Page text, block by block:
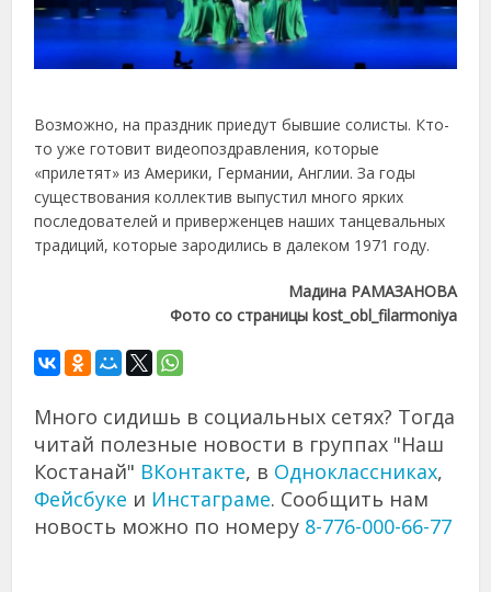
Возможно, на праздник приедут бывшие солисты. Кто-
то уже готовит видеопоздравления, которые
«прилетят» из Америки, Германии, Англии. За годы
существования коллектив выпустил много ярких
последователей и приверженцев наших танцевальных
традиций, которые зародились в далеком 1971 году.
Мадина РАМАЗАНОВА
Фото со страницы kost_obl_filarmoniya
Много сидишь в социальных сетях? Тогда
читай полезные новости в группах "Наш
Костанай" ВКонтакте, в Одноклассниках,
Фейсбуке и Инстаграме. Сообщить нам
новость можно по номеру 8-776-000-66-77